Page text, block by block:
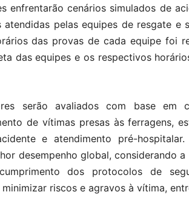
enfrentarão cenários simulados de
atendidas pelas equipes de resgate e
das provas de cada equipe foi
das equipes e os respectivos
serão avaliados com base em
de vítimas presas às ferragens,
e atendimento pré-
desempenho global, considerando
dos protocolos de
riscos e agravos à vítima,